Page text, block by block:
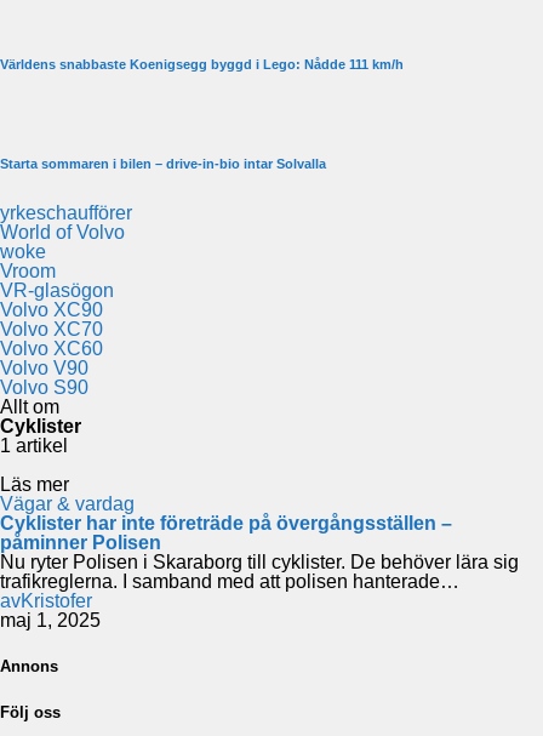
Världens snabbaste Koenigsegg byggd i Lego: Nådde 111 km/h
Starta sommaren i bilen – drive-in-bio intar Solvalla
yrkeschaufförer
World of Volvo
woke
Vroom
VR-glasögon
Volvo XC90
Volvo XC70
Volvo XC60
Volvo V90
Volvo S90
Allt om
Cyklister
1 artikel
Läs mer
Vägar & vardag
Cyklister har inte företräde på övergångsställen –
påminner Polisen
Nu ryter Polisen i Skaraborg till cyklister. De behöver lära sig
trafikreglerna. I samband med att polisen hanterade…
avKristofer
maj 1, 2025
Annons
Följ oss